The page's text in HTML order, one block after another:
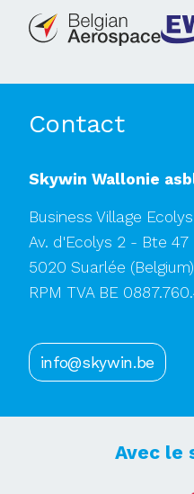
Contact
Skywin Wallonie
Business Village Ecolys
Av. d'Ecolys 2 - Bte 47
5020 Suarlée (Belgium)
RPM TVA BE
info@skywin.be
Avec le